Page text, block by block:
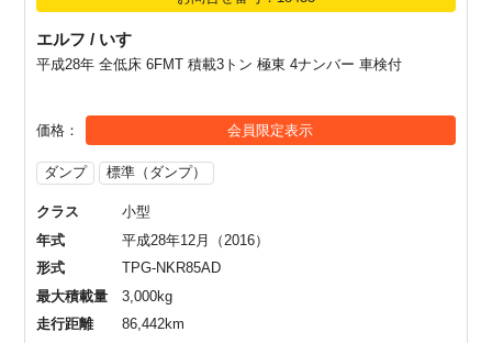
エルフ / いすゞ
平成28年 全低床 6FMT 積載3トン 極東 4ナンバー 車検付
価格 会員限定表示
ダンプ 標準（ダンプ）
クラス
小型
年式
平成28年12月（2016）
形式
TPG-NKR85AD
最大積載量
3,000kg
走行距離
86,442km